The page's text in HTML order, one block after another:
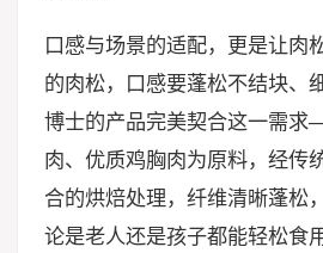
口感与场景的适配，更是让肉
的肉松，口感要蓬松不结块、
博士的产品完美契合这一需
肉、优质鸡胸肉为原料，经传
合的烘焙处理，纤维清晰蓬松
论是老人还是孩子都能轻松食